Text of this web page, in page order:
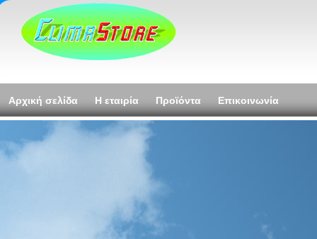
Αρχική σελίδα Η εταιρία Προϊόντα Επικοινωνία